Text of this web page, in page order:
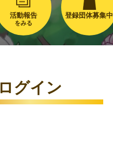
活動報告
をみる
登録団体募集中
ログイン